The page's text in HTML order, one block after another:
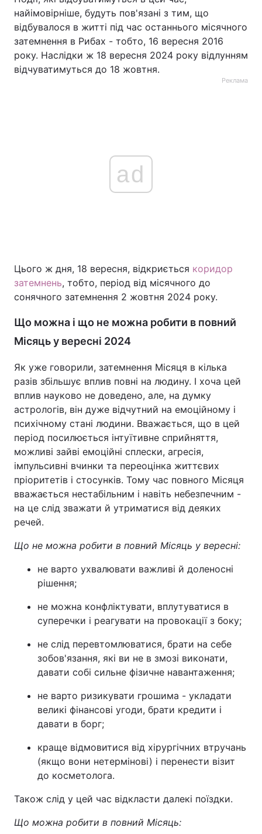
найімовірніше, будуть пов'язані з тим, що
відбувалося в житті під час останнього місячного
затемнення в Рибах - тобто, 16 вересня 2016
року. Наслідки ж 18 вересня 2024 року відлунням
відчуватимуться до 18 жовтня.
Реклама
ad
Цього ж дня, 18 вересня, відкриється коридор
затемнень, тобто, період від місячного до
сонячного затемнення 2 жовтня 2024 року.
Що можна і що не можна робити в повний
Місяць у вересні 2024
Як уже говорили, затемнення Місяця в кілька
разів збільшує вплив повні на людину. І хоча цей
вплив науково не доведено, але, на думку
астрологів, він дуже відчутний на емоційному і
психічному стані людини. Вважається, що в цей
період посилюється інтуїтивне сприйняття,
можливі зайві емоційні сплески, агресія,
імпульсивні вчинки та переоцінка життєвих
пріоритетів і стосунків. Тому час повного Місяця
вважається нестабільним і навіть небезпечним -
на це слід зважати й утриматися від деяких
речей.
Що не можна робити в повний Місяць у вересні:
не варто ухвалювати важливі й доленосні
рішення;
не можна конфліктувати, вплутуватися в
суперечки і реагувати на провокації з боку;
не слід перевтомлюватися, брати на себе
зобов'язання, які ви не в змозі виконати,
давати собі сильне фізичне навантаження;
не варто ризикувати грошима - укладати
великі фінансові угоди, брати кредити і
давати в борг;
краще відмовитися від хірургічних втручань
(якщо вони нетермінові) і перенести візит
до косметолога.
Також слід у цей час відкласти далекі поїздки.
Що можна робити в повний Місяць: